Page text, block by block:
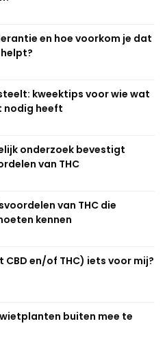
en hoe voorkom je dat
kweektips voor wie wat
nodig heeft
onderzoek bevestigt
van THC
van THC die
kennen
CBD en/of THC) iets voor mij?
buiten mee te